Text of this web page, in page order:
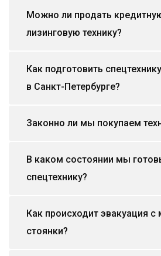
Можно ли продать
лизинговую технику?
Как подготовить
в Санкт-Петербурге?
Законно ли мы покупаем
В каком состоянии мы
спецтехнику?
Как происходит эвакуация с
стоянки?